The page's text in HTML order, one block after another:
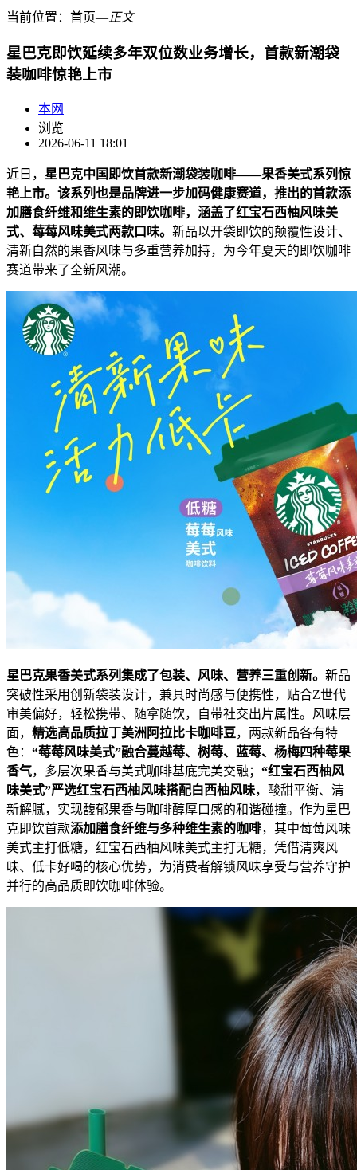
当前位置： 首页―正文
星巴克即饮延续多年双位数业务增长，首款新潮袋
装咖啡惊艳上市
本网
浏览
2026-06-11 18:01
近日， 星巴克中国即饮首款新潮袋装咖啡——果香美式系列惊
艳上市。该系列也是品牌进一步加码健康赛道，推出的首款添
加膳食纤维和维生素的即饮咖啡，涵盖了红宝石西柚风味美
式、莓莓风味美式两款口味。 新品以开袋即饮的颠覆性设计、
清新自然的果香风味与多重营养加持，为今年夏天的即饮咖啡
赛道带来了全新风潮。
星巴克果香美式系列集成了包装、风味、 营养三重创新。 新品
突破性采用创新袋装设计，兼具时尚感与便携性，贴合Z世代
审美偏好，轻松携带、随拿随饮，自带社交出片属性。风味层
面， 精选高品质拉丁美洲阿拉比卡咖啡豆，两款新品各有特
色： “莓莓风味美式”融合蔓越莓、树莓、蓝莓、杨梅四种莓果
香气，多层次果香与美式咖啡基底完美交融； “红宝石西柚风
味美式”严选红宝石西柚风味搭配白西柚风味，酸甜平衡、清
新解腻，实现馥郁果香与咖啡醇厚口感的和谐碰撞。作为星巴
克即饮首款添加膳食纤维与多种维生素的咖啡，其中莓莓风味
美式主打低糖，红宝石西柚风味美式主打无糖，凭借清爽风
味、低卡好喝的核心优势，为消费者解锁风味享受与营养守护
并行的高品质即饮咖啡体验。